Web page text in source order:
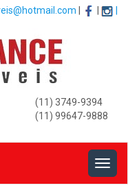
(11) 3749-9394
(11) 99647-9888